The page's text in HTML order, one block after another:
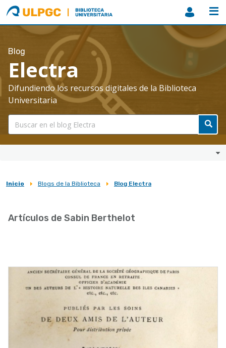
ULPGC
Biblioteca
ULPGC
Blog
Electra
Difundiendo los recursos digitales de la Biblioteca
Universitaria
Sobrescribir
de
la
navegación
Inicio Blogs de la Biblioteca Blog Electra
Artículos de Sabin Berthelot